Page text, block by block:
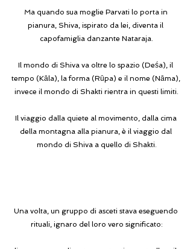
Ma quando sua moglie Parvati lo porta in
pianura, Shiva, ispirato da lei, diventa il
capofamiglia danzante Nataraja.
Il mondo di Shiva va oltre lo spazio (Deśa), il
tempo (Kāla), la forma (Rūpa) e il nome (Nāma),
invece il mondo di Shakti rientra in questi limiti.
Il viaggio dalla quiete al movimento, dalla cima
della montagna alla pianura, è il viaggio dal
mondo di Shiva a quello di Shakti.
Una volta, un gruppo di asceti stava eseguendo
rituali, ignaro del loro vero significato: